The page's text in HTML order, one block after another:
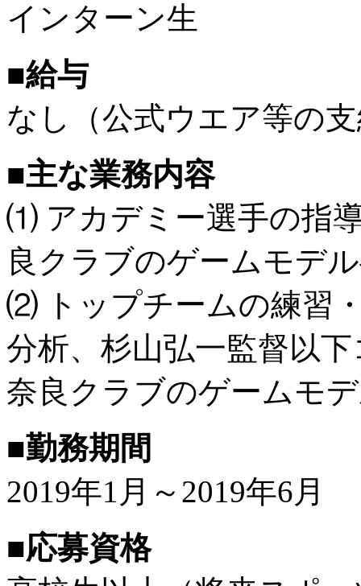
インターン生
■給与
なし（公式ウエア等の
■主な業務内容
⑴ アカデミー選手の指
良クラブのゲームモデ
⑵ トップチームの練習
分析、杉山弘一監督以
奈良クラブのゲームモ
■勤務期間
2019年1月～2019年6月
■応募資格